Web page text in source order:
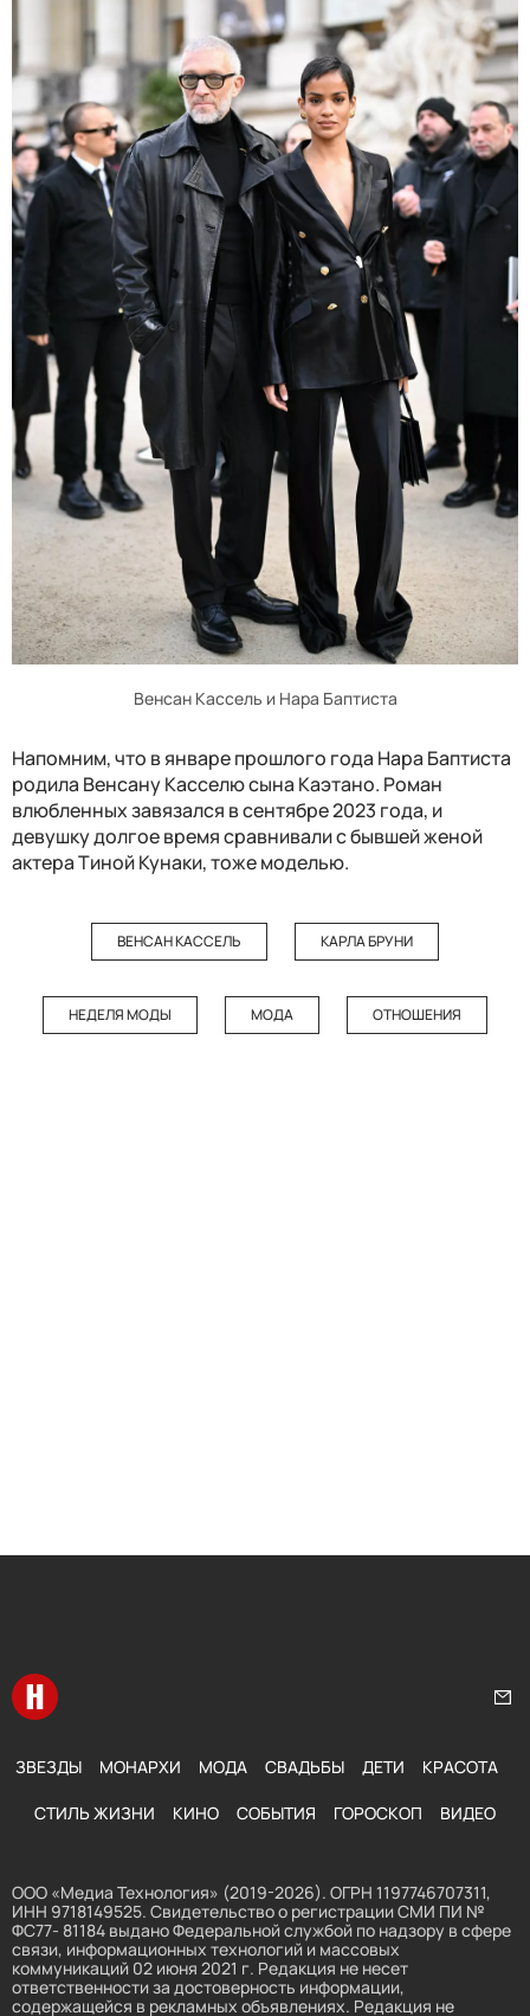
Венсан Кассель и Нара Баптиста
Напомним, что в январе прошлого года Нара Баптиста
родила Венсану Касселю сына Каэтано. Роман
влюбленных завязался в сентябре 2023 года, и
девушку долгое время сравнивали с бывшей женой
актера Тиной Кунаки, тоже моделью.
ВЕНСАН КАССЕЛЬ КАРЛА БРУНИ
НЕДЕЛЯ МОДЫ МОДА ОТНОШЕНИЯ
Перейти на главную
ЗВЕЗДЫ МОНАРХИ МОДА СВАДЬБЫ ДЕТИ КРАСОТА
СТИЛЬ ЖИЗНИ КИНО СОБЫТИЯ ГОРОСКОП ВИДЕО
ООО «Медиа Технология» (2019-2026). ОГРН 1197746707311,
ИНН 9718149525. Свидетельство о регистрации СМИ ПИ №
ФС77- 81184 выдано Федеральной службой по надзору в сфере
связи, информационных технологий и массовых
коммуникаций 02 июня 2021 г. Редакция не несет
ответственности за достоверность информации,
содержащейся в рекламных объявлениях. Редакция не